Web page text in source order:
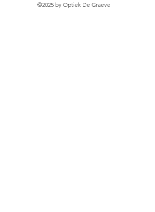
©2025 by Optiek De Graeve